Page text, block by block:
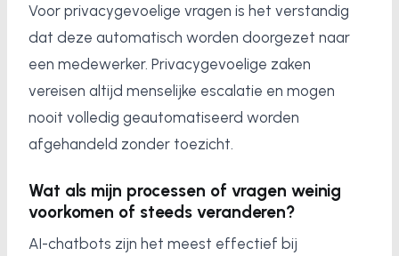
Voor privacygevoelige vragen is het verstandig
dat deze automatisch worden doorgezet naar
een medewerker. Privacygevoelige zaken
vereisen altijd menselijke escalatie en mogen
nooit volledig geautomatiseerd worden
afgehandeld zonder toezicht.
Wat als mijn processen of vragen weinig
voorkomen of steeds veranderen?
AI-chatbots zijn het meest effectief bij